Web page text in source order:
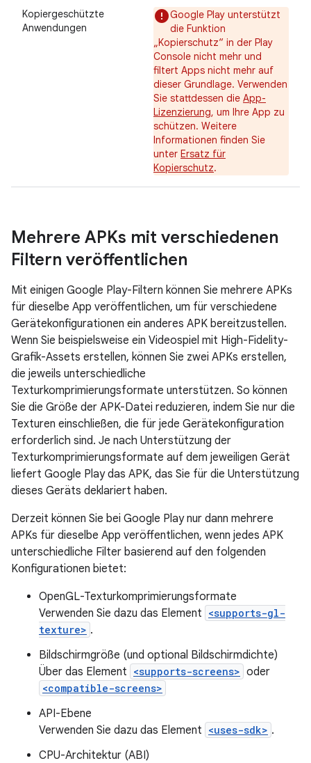
Kopiergeschützte
Anwendungen
Google Play unterstützt
die Funktion
„Kopierschutz“ in der Play
Console nicht mehr und
filtert Apps nicht mehr auf
dieser Grundlage. Verwenden
Sie stattdessen die App-
Lizenzierung, um Ihre App zu
schützen. Weitere
Informationen finden Sie
unter Ersatz für
Kopierschutz.
Mehrere APKs mit verschiedenen
Filtern veröffentlichen
Mit einigen Google Play-Filtern können Sie mehrere APKs
für dieselbe App veröffentlichen, um für verschiedene
Gerätekonfigurationen ein anderes APK bereitzustellen.
Wenn Sie beispielsweise ein Videospiel mit High-Fidelity-
Grafik-Assets erstellen, können Sie zwei APKs erstellen,
die jeweils unterschiedliche
Texturkomprimierungsformate unterstützen. So können
Sie die Größe der APK-Datei reduzieren, indem Sie nur die
Texturen einschließen, die für jede Gerätekonfiguration
erforderlich sind. Je nach Unterstützung der
Texturkomprimierungsformate auf dem jeweiligen Gerät
liefert Google Play das APK, das Sie für die Unterstützung
dieses Geräts deklariert haben.
Derzeit können Sie bei Google Play nur dann mehrere
APKs für dieselbe App veröffentlichen, wenn jedes APK
unterschiedliche Filter basierend auf den folgenden
Konfigurationen bietet:
OpenGL-Texturkomprimierungsformate
Verwenden Sie dazu das Element <supports-gl-
texture> .
Bildschirmgröße (und optional Bildschirmdichte)
Über das Element <supports-screens> oder
<compatible-screens>
API-Ebene
Verwenden Sie dazu das Element <uses-sdk> .
CPU-Architektur (ABI)